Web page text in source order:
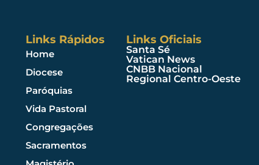
Links Rápidos
Home
Diocese
Paróquias
Vida Pastoral
Congregações
Sacramentos
Links Oficiais
Santa Sé
Vatican News
CNBB Nacional
Regional Centro-Oeste